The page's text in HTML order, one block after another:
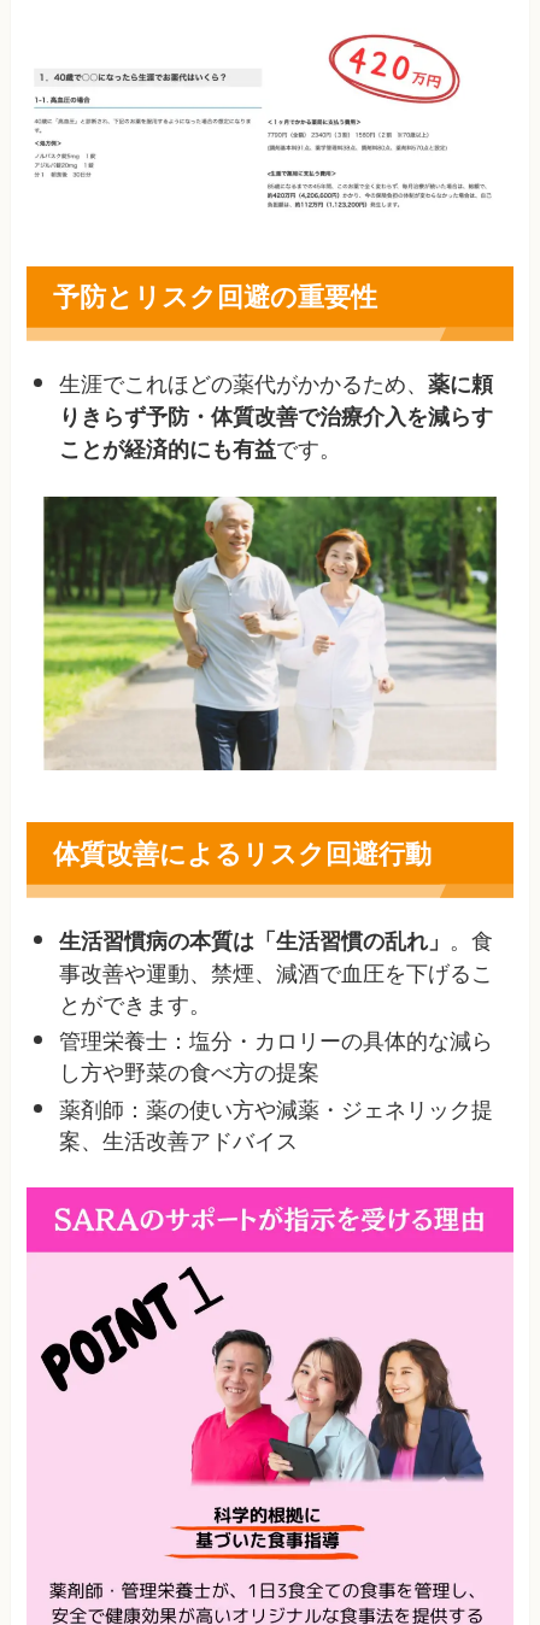
予防とリスク回避の重要性
生涯でこれほどの薬代がかかるため、薬に頼
りきらず予防・体質改善で治療介入を減らす
ことが経済的にも有益です。
体質改善によるリスク回避行動
生活習慣病の本質は「生活習慣の乱れ」 。食
事改善や運動、禁煙、減酒で血圧を下げるこ
とができます。
管理栄養士：塩分・カロリーの具体的な減ら
し方や野菜の食べ方の提案
薬剤師：薬の使い方や減薬・ジェネリック提
案、生活改善アドバイス